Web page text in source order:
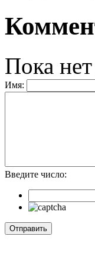
Пока
Имя:
Введите число: